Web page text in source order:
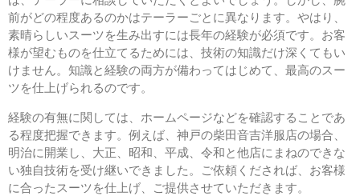
前がどの程度あるのかはテーラーごとに異なります。やはり、
素晴らしいスーツを生み出すには長年の経験が必須です。お客
様が望むものを仕立てるためには、技術の知識だけ深くてもい
けません。知識と経験の両方が備わってはじめて、最高のスー
ツを仕上げられるのです。
経験の有無に関しては、ホームページなどを確認することであ
る程度把握できます。例えば、神戸の柴田音吉洋服店の場合、
明治に開業し、大正、昭和、平成、令和と他店にまねのできな
い独自技術を受け継いできました。ご依頼くだされば、お客様
に合ったスーツを仕上げ、ご提供させていただきます。